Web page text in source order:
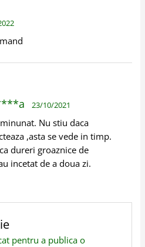
23/10/2021
Nu stiu daca
,asta se vede in timp.
dureri groaznice de
incetat de a doua zi.
pentru a publica o